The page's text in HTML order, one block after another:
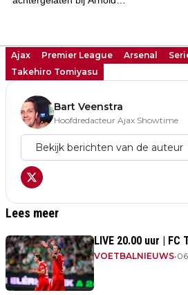
Ajax Premier League Arsenal
Takehiro Tomiyasu
Bart Veenstra
Hoofdredacteur Ajax Showtime
Bekijk berichten van de auteur
Lees meer
LIVE 20.00 uur |
VOETBALNIEUWS•